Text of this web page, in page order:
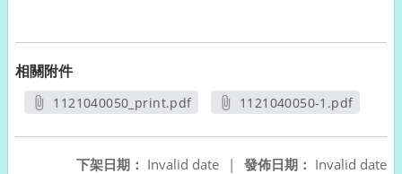
相關附件
1121040050_print.pdf
1121040050-1.pdf
發佈日期： Invalid date
下架日期： Invalid date
|